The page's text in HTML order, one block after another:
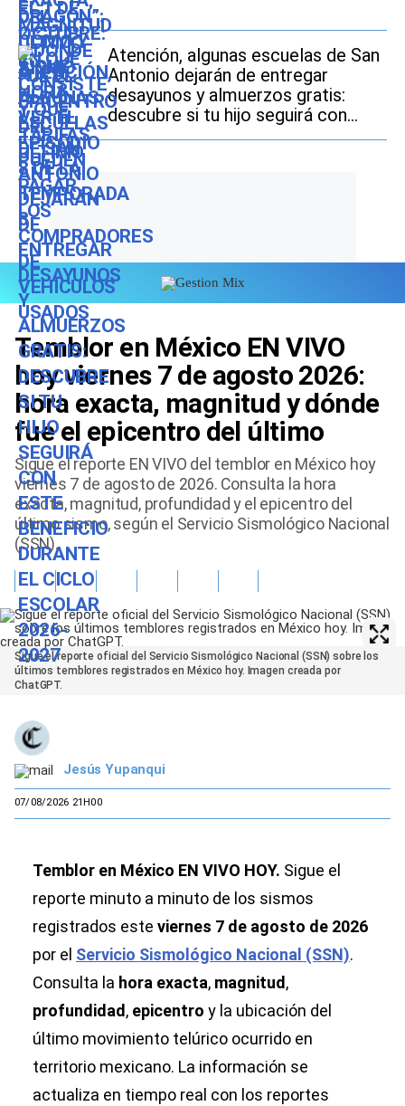
Atención, algunas escuelas de San
Antonio dejarán de entregar
desayunos y almuerzos gratis:
descubre si tu hijo seguirá con
este beneficio durante el ciclo